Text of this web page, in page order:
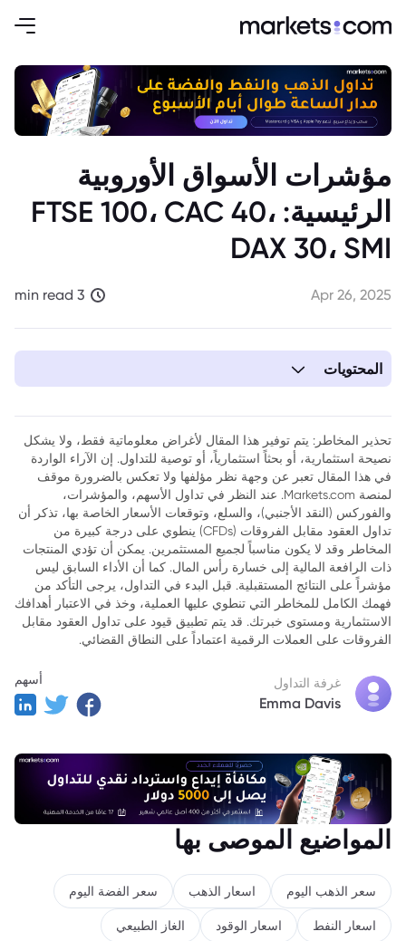
مؤشرات الأسواق الأوروبية
الرئيسية: FTSE 100، CAC 40،
DAX 30، SMI
Apr 26, 2025
3 min read
المحتويات
3. DAX 30
4. SMI (مؤشر السوق السويسري)
5. تحليل مقارن للمؤشرات
6. الخلاصة
تحذير المخاطر: يتم توفير هذا المقال لأغراض معلوماتية فقط، ولا يشكل
نصيحة استثمارية، أو بحثاً استثمارياً، أو توصية للتداول. إن الآراء الواردة
في هذا المقال تعبر عن وجهة نظر مؤلفها ولا تعكس بالضرورة موقف
لمنصة Markets.com. عند النظر في تداول الأسهم، والمؤشرات،
والفوركس (النقد الأجنبي)، والسلع، وتوقعات الأسعار الخاصة بها، تذكر أن
تداول العقود مقابل الفروقات (CFDs) ينطوي على درجة كبيرة من
المخاطر وقد لا يكون مناسباً لجميع المستثمرين. يمكن أن تؤدي المنتجات
ذات الرافعة المالية إلى خسارة رأس المال. كما أن الأداء السابق ليس
مؤشراً على النتائج المستقبلية. قبل البدء في التداول، يرجى التأكد من
فهمك الكامل للمخاطر التي تنطوي عليها العملية، وخذ في الاعتبار أهدافك
الاستثمارية ومستوى خبرتك. قد يتم تطبيق قيود على تداول العقود مقابل
الفروقات على العملات الرقمية اعتماداً على النطاق القضائي.
غرفة التداول
Emma Davis
أسهم
المواضيع الموصى بها
سعر الذهب اليوم اسعار الذهب سعر الفضة اليوم
اسعار النفط اسعار الوقود الغاز الطبيعي